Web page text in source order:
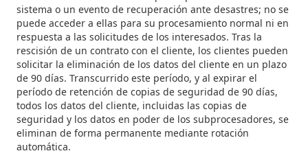
sistema o un evento de recuperación ante desastres; no se
puede acceder a ellas para su procesamiento normal ni en
respuesta a las solicitudes de los interesados. Tras la
rescisión de un contrato con el cliente, los clientes pueden
solicitar la eliminación de los datos del cliente en un plazo
de 90 días. Transcurrido este período, y al expirar el
período de retención de copias de seguridad de 90 días,
todos los datos del cliente, incluidas las copias de
seguridad y los datos en poder de los subprocesadores, se
eliminan de forma permanente mediante rotación
automática.